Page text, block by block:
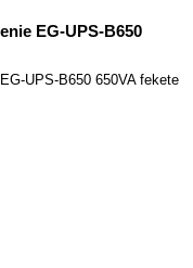
EG-UPS-B650
UPS-B650 650VA fekete